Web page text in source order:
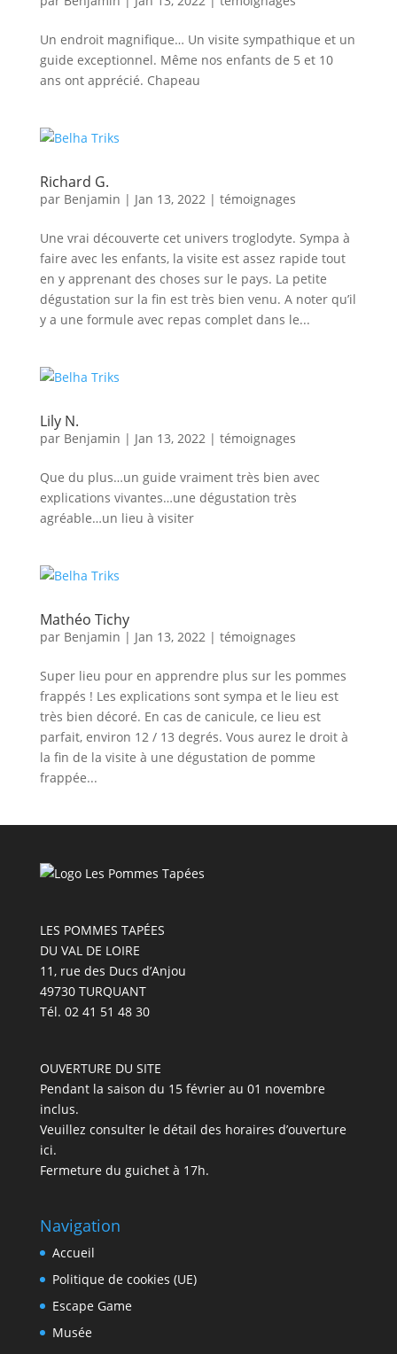
Un endroit magnifique… Un visite sympathique et un
guide exceptionnel. Même nos enfants de 5 et 10
ans ont apprécié. Chapeau
Richard G.
par Benjamin | Jan 13, 2022| témoignages
Une vrai découverte cet univers troglodyte. Sympa à
faire avec les enfants, la visite est assez rapide tout
en y apprenant des choses sur le pays. La petite
dégustation sur la fin est très bien venu. A noter qu’il
y a une formule avec repas complet dans le...
Lily N.
par Benjamin | Jan 13, 2022| témoignages
Que du plus…un guide vraiment très bien avec
explications vivantes…une dégustation très
agréable…un lieu à visiter
Mathéo Tichy
par Benjamin | Jan 13, 2022| témoignages
Super lieu pour en apprendre plus sur les pommes
frappés ! Les explications sont sympa et le lieu est
très bien décoré. En cas de canicule, ce lieu est
parfait, environ 12 / 13 degrés. Vous aurez le droit à
la fin de la visite à une dégustation de pomme
frappée...
LES POMMES TAPÉES
DU VAL DE LOIRE
11, rue des Ducs d’Anjou
49730 TURQUANT
Tél. 02 41 51 48 30
OUVERTURE DU SITE
Pendant la saison du 15 février au 01 novembre
inclus.
Veuillez consulter le détail des horaires d’ouverture
ici.
Fermeture du guichet à 17h.
Navigation
Accueil
Politique de cookies (UE)
Escape Game
Musée